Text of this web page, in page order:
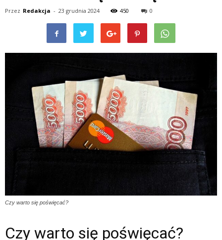
Przez Redakcja - 23 grudnia 2024 450 0
Czy warto się poświęcać?
Czy warto się poświęcać?